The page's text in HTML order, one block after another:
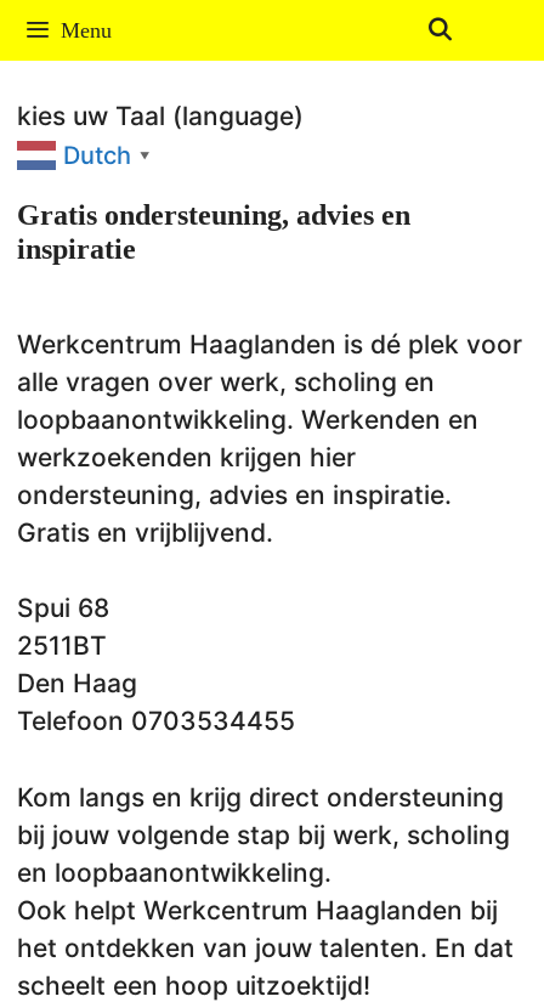
Ga
naar
inhoud
Menu
kies uw Taal (language)
Dutch ▼
Gratis ondersteuning, advies en
inspiratie
Werkcentrum Haaglanden is dé plek voor
alle vragen over werk, scholing en
loopbaanontwikkeling. Werkenden en
werkzoekenden krijgen hier
ondersteuning, advies en inspiratie.
Gratis en vrijblijvend.
Spui 68
2511BT
Den Haag
Telefoon 0703534455
Kom langs en krijg direct ondersteuning
bij jouw volgende stap bij werk, scholing
en loopbaanontwikkeling.
Ook helpt Werkcentrum Haaglanden bij
het ontdekken van jouw talenten. En dat
scheelt een hoop uitzoektijd!